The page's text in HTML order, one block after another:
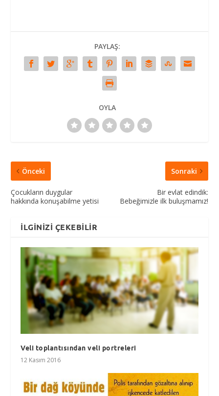
PAYLAŞ:
OYLA
Önceki
Çocukların duygular
hakkında konuşabilme yetisi
Sonraki
Bir evlat edindik:
Bebeğimizle ilk buluşmamız!
İLGINIZI ÇEKEBILIR
Veli toplantısından veli portreleri
12 Kasım 2016